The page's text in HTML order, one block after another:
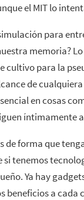
el MIT lo
para
memoria?
para la
de
en cosas
íntimamente
forma que
tenemos
Ya hay
a cada